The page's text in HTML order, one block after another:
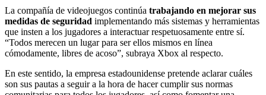
La compañía de videojuegos continúa trabajando en mejorar sus
medidas de seguridad implementando más sistemas y herramientas
que insten a los jugadores a interactuar respetuosamente entre sí.
“Todos merecen un lugar para ser ellos mismos en línea
cómodamente, libres de acoso”, subraya Xbox al respecto.
En este sentido, la empresa estadounidense pretende aclarar cuáles
son sus pautas a seguir a la hora de hacer cumplir sus normas